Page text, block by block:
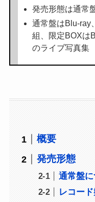
発売形態は通常
通常盤はBlu-ray
組、限定BOXは
のライブ写真集
概要
発売形態
通常盤
レコー